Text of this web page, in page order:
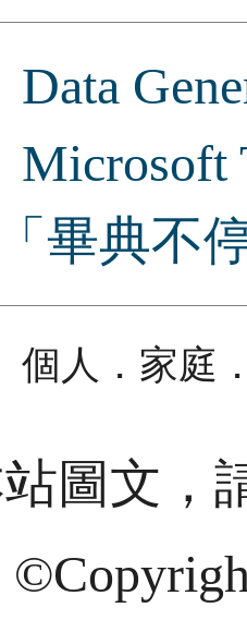
Data
畢典不
個人．家庭
圖文，